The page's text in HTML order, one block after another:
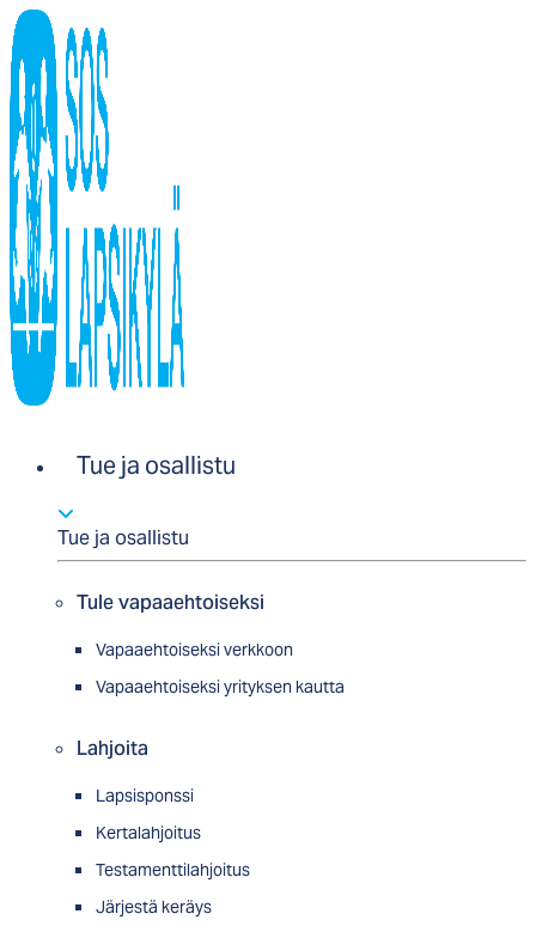
Tue ja osallistu
Tue ja osallistu
Tule vapaaehtoiseksi
Vapaaehtoiseksi verkkoon
Vapaaehtoiseksi yrityksen kautta
Lahjoita
Lapsisponssi
Kertalahjoitus
Testamenttilahjoitus
Järjestä keräys